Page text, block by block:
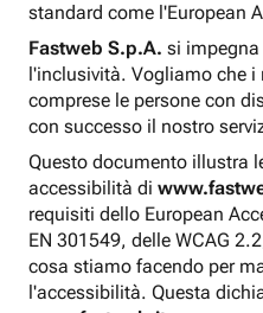
standard come l'European
Fastweb S.p.A. si
l'inclusività. Vogliamo che i
comprese le persone con
con successo il nostro
Questo documento illustra
accessibilità di
requisiti dello European
EN 301549, delle WCAG
cosa stiamo facendo per
l'accessibilità. Questa